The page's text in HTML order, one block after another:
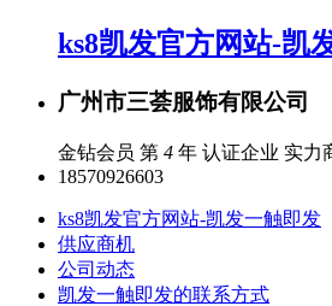
ks8凯发官方网站-凯
广州市三荟服饰有限公司
金钻会员 第 4 年 认证企业 实力
18570926603
ks8凯发官方网站-凯发一触即发
供应商机
公司动态
凯发一触即发的联系方式